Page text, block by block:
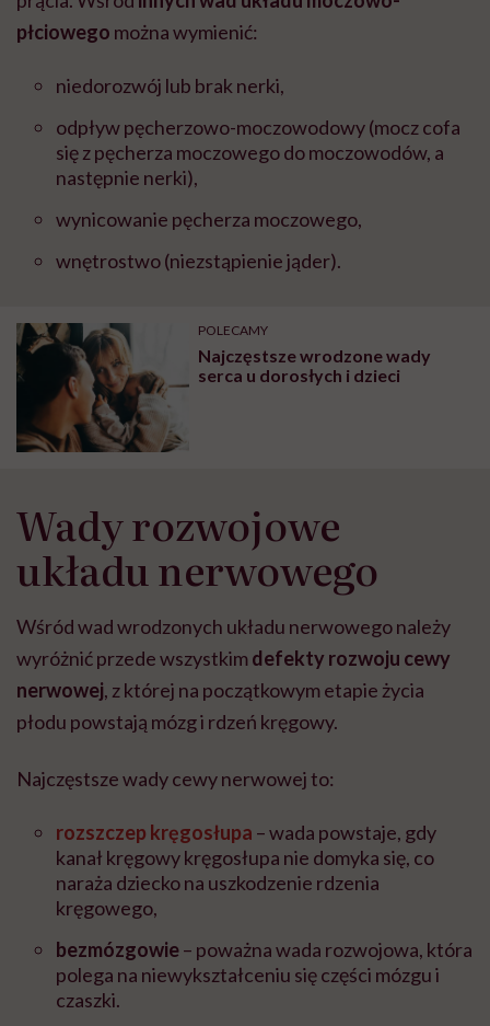
płciowego można wymienić:
niedorozwój lub brak nerki,
odpływ pęcherzowo-moczowodowy (mocz cofa
się z pęcherza moczowego do moczowodów, a
następnie nerki),
wynicowanie pęcherza moczowego,
wnętrostwo (niezstąpienie jąder).
POLECAMY
Najczęstsze wrodzone wady
serca u dorosłych i dzieci
Wady rozwojowe
układu nerwowego
Wśród wad wrodzonych układu nerwowego należy
wyróżnić przede wszystkimdefekty rozwoju cewy
nerwowej, z której na początkowym etapie życia
płodu powstają mózg i rdzeń kręgowy.
Najczęstsze wady cewy nerwowej to:
rozszczep kręgosłupa – wada powstaje, gdy
kanał kręgowy kręgosłupa nie domyka się, co
naraża dziecko na uszkodzenie rdzenia
kręgowego,
bezmózgowie– poważna wada rozwojowa, która
polega na niewykształceniu się części mózgu i
czaszki.